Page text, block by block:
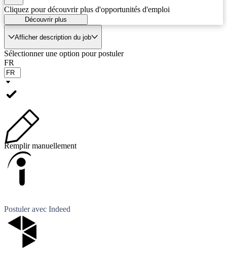
Cliquez pour découvrir plus d'opportunités d'emploi
Découvrir plus
Afficher description du job
Sélectionner une option pour postuler
FR
Remplir manuellement
Postuler avec Indeed